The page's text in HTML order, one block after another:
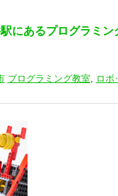
駅にあるプログラミ
プログラミング教室, ロボ